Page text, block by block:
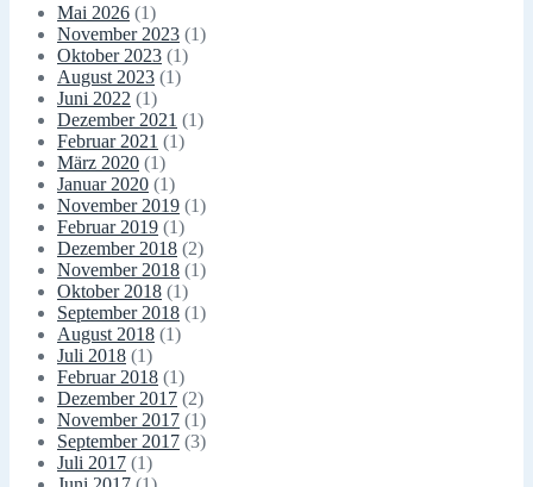
Mai 2026 (1)
November 2023 (1)
Oktober 2023 (1)
August 2023 (1)
Juni 2022 (1)
Dezember 2021 (1)
Februar 2021 (1)
März 2020 (1)
Januar 2020 (1)
November 2019 (1)
Februar 2019 (1)
Dezember 2018 (2)
November 2018 (1)
Oktober 2018 (1)
September 2018 (1)
August 2018 (1)
Juli 2018 (1)
Februar 2018 (1)
Dezember 2017 (2)
November 2017 (1)
September 2017 (3)
Juli 2017 (1)